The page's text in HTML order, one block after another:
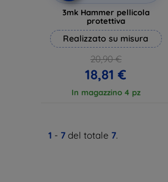
3mk Hammer pellicola
protettiva
Realizzato su misura
20,90 €
18,81 €
In magazzino 4 pz
1 - 7 del totale 7.